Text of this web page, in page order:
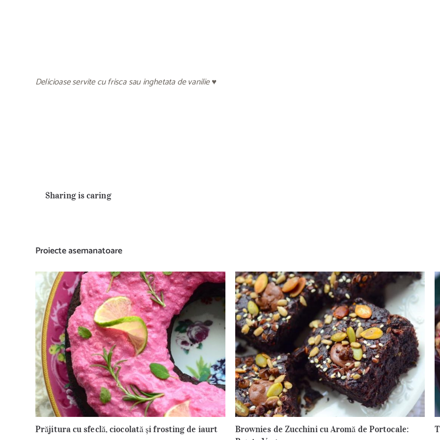
Delicioase servite cu frisca sau inghetata de vanilie ♥
Sharing is caring
Proiecte asemanatoare
Prăjitura cu sfeclă, ciocolată și frosting de iaurt
Brownies de Zucchini cu Aromă de Portocale: